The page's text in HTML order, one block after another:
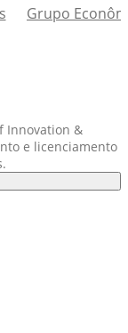
Grupo
Innovation &
e licenciamento